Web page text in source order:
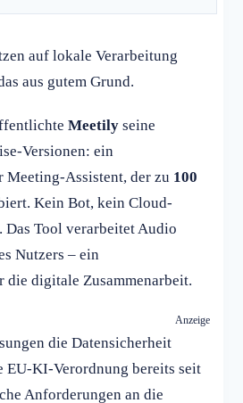
auf lokale Verarbeitung
aus gutem Grund.
Meetily seine
Versionen: ein
Meeting-Assistent, der zu 100
Kein Bot, kein Cloud-
Das Tool verarbeitet Audio
Nutzers – ein
die digitale Zusammenarbeit.
Anzeige
die Datensicherheit
EU-KI-Verordnung bereits seit
Anforderungen an die